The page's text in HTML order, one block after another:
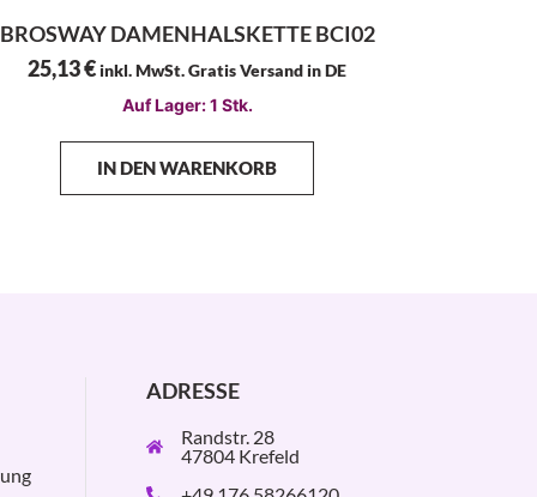
BROSWAY DAMENHALSKETTE BCI02
25,13€inkl. MwSt. Gratis Versand in DE
Auf Lager: 1 Stk.
IN DEN WARENKORB
ADRESSE
Randstr. 28
47804 Krefeld